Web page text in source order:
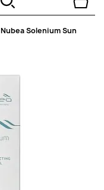
Nubea Solenium Sun